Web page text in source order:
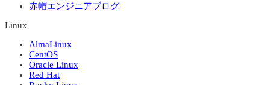
赤帽エンジニアブログ
Linux
AlmaLinux
CentOS
Oracle Linux
Red Hat